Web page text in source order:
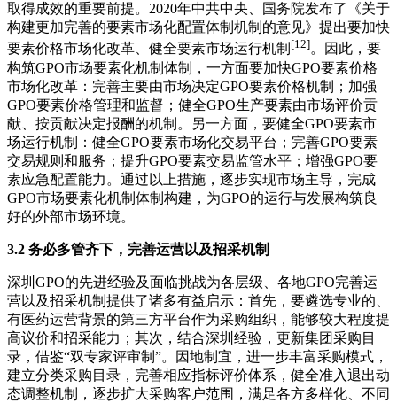
取得成效的重要前提。2020年中共中央、国务院发布了《关于
构建更加完善的要素市场化配置体制机制的意见》提出要加快
要素价格市场化改革、健全要素市场运行机制 [12]。因此，要
构筑GPO市场要素化机制体制，一方面要加快GPO要素价格
市场化改革：完善主要由市场决定GPO要素价格机制；加强
GPO要素价格管理和监督；健全GPO生产要素由市场评价贡
献、按贡献决定报酬的机制。另一方面，要健全GPO要素市
场运行机制：健全GPO要素市场化交易平台；完善GPO要素
交易规则和服务；提升GPO要素交易监管水平；增强GPO要
素应急配置能力。通过以上措施，逐步实现市场主导，完成
GPO市场要素化机制体制构建，为GPO的运行与发展构筑良
好的外部市场环境。
3.2 务必多管齐下，完善运营以及招采机制
深圳GPO的先进经验及面临挑战为各层级、各地GPO完善运
营以及招采机制提供了诸多有益启示：首先，要遴选专业的、
有医药运营背景的第三方平台作为采购组织，能够较大程度提
高议价和招采能力；其次，结合深圳经验，更新集团采购目
录，借鉴“双专家评审制”。因地制宜，进一步丰富采购模式，
建立分类采购目录，完善相应指标评价体系，健全准入退出动
态调整机制，逐步扩大采购客户范围，满足各方多样化、不同